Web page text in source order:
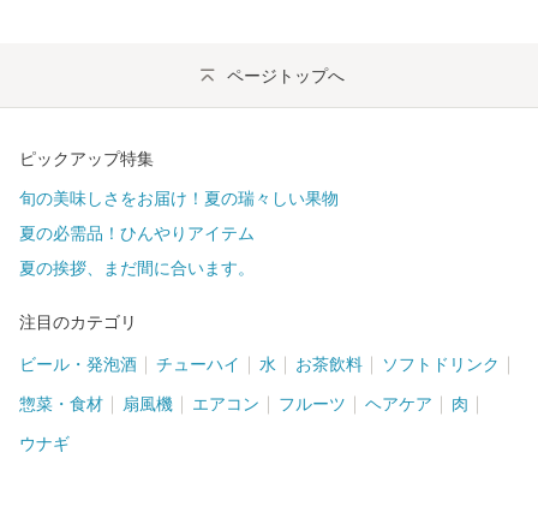
ページトップへ
ピックアップ特集
旬の美味しさをお届け！夏の瑞々しい果物
夏の必需品！ひんやりアイテム
夏の挨拶、まだ間に合います。
注目のカテゴリ
ビール・発泡酒 チューハイ 水 お茶飲料 ソフトドリンク
惣菜・食材 扇風機 エアコン フルーツ ヘアケア 肉
ウナギ